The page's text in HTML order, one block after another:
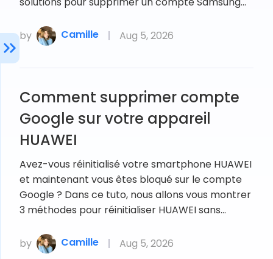
by Camille Aug 5, 2026
Comment supprimer compte
Google sur votre appareil
HUAWEI
Avez-vous réinitialisé votre smartphone HUAWEI
et maintenant vous êtes bloqué sur le compte
Google ? Dans ce tuto, nous allons vous montrer
3 méthodes pour réinitialiser HUAWEI sans…
by Camille Aug 5, 2026